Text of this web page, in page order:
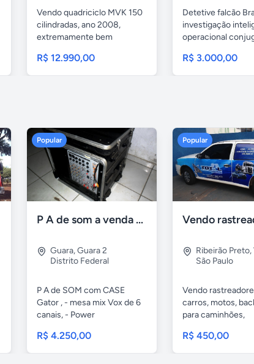
Vendo quadriciclo MVK 150
cilindradas, ano 2008,
extremamente bem
R$ 12.990,00
Detetive falcão
investigação
operacional
R$ 3.000,00
Popular
P A de som a venda - brasilia
Guara,Guara 2
Distrito Federal
P A de SOM com CASE
Gator , - mesa mix Vox de 6
canais, - Power
R$ 4.250,00
Popular
Ribeirão Preto,
São Paulo
Vendo
carros, motos,
para caminhões,
R$ 450,00